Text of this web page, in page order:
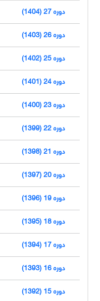
دوره 27 (1404)
دوره 26 (1403)
دوره 25 (1402)
دوره 24 (1401)
دوره 23 (1400)
دوره 22 (1399)
دوره 21 (1398)
دوره 20 (1397)
دوره 19 (1396)
دوره 18 (1395)
دوره 17 (1394)
دوره 16 (1393)
دوره 15 (1392)